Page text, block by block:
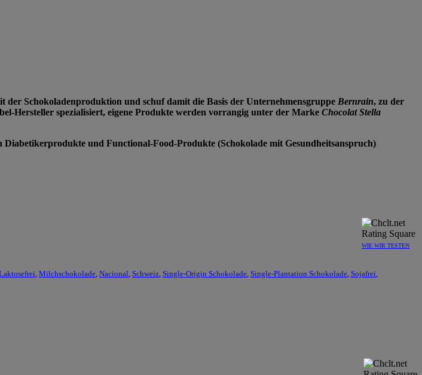
Schokoladenproduktion und schuf damit die Basis der Unternehmensgruppe Bernrain, zu der
Hersteller spezialisiert, eigene Produkte werden vorrangig unter der Marke Chocolat Stella
und Functional-Food-Produkte (Schokolade mit Gesundheitsanspruch)
WIE WIR TESTEN
Milchschokolade Nacional Schweiz Single-Origin Schokolade Single-Plantation Schokolade Sojafrei